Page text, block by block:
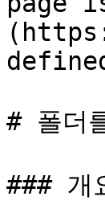
# 폴더
###